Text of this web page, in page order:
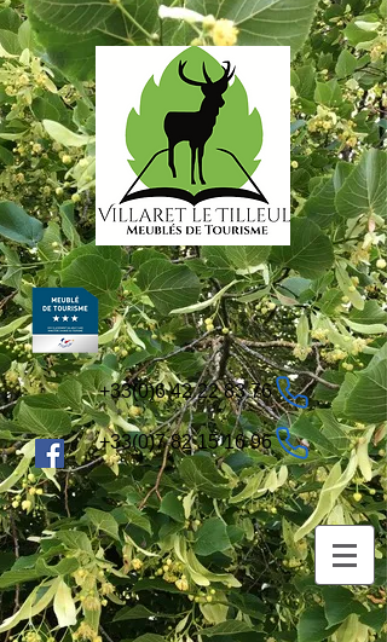
+33(0)6 42 22 83 76
+33(0)7 82 15 16 96